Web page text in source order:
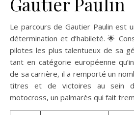
Le parcours de Gautier Paulin est
détermination et d’habileté. 🌟
pilotes les plus talentueux de sa
tant en catégorie européenne
de sa carrière, il a remporté un
titres et de victoires au sein
motocross, un palmarès qui fait